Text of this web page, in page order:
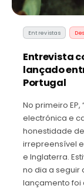
Entrevistas
Entrevista
lançado
Portugal
No primeiro
electrónica e
honestidade
irrepreensível
e Inglaterra.
no dia a seguir
lançamento foi